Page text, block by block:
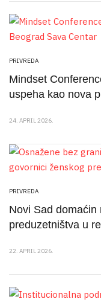
PRIVREDA
Mindset
uspeha kao nova
24. APRIL 2026.
PRIVREDA
Novi Sad domaćin
preduzetništva u
22. APRIL 2026.